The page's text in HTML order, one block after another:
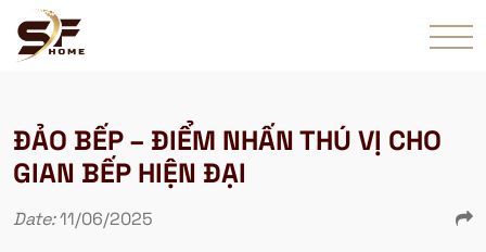
ĐẢO BẾP – ĐIỂM NHẤN THÚ VỊ CHO
GIAN BẾP HIỆN ĐẠI
Date:11/06/2025